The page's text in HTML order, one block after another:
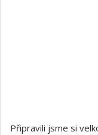
Připravili jsme si